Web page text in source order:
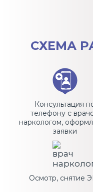
СХЕМА
Консультация
телефону с
наркологом,
заявки
Осмотр, снятие